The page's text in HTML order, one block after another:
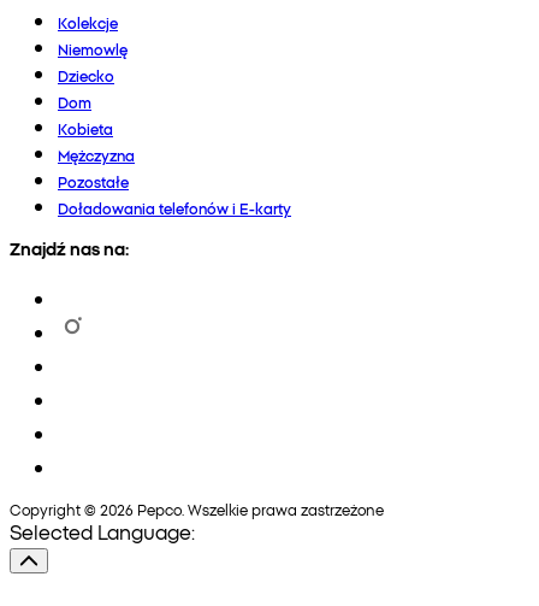
Kolekcje
Niemowlę
Dziecko
Dom
Kobieta
Mężczyzna
Pozostałe
Doładowania telefonów i E-karty
Znajdź nas na:
Copyright © 2026 Pepco. Wszelkie prawa zastrzeżone
Selected Language: